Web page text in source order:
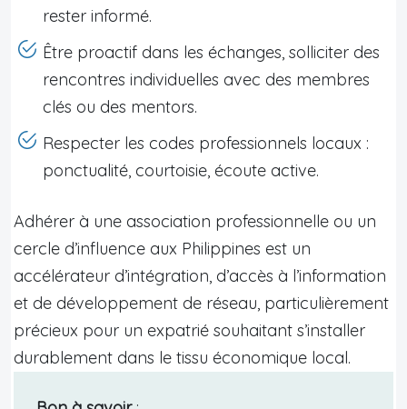
rester informé.
Être proactif dans les échanges, solliciter des
rencontres individuelles avec des membres
clés ou des mentors.
Respecter les codes professionnels locaux :
ponctualité, courtoisie, écoute active.
Adhérer à une association professionnelle ou un
cercle d’influence aux Philippines est un
accélérateur d’intégration, d’accès à l’information
et de développement de réseau, particulièrement
précieux pour un expatrié souhaitant s’installer
durablement dans le tissu économique local.